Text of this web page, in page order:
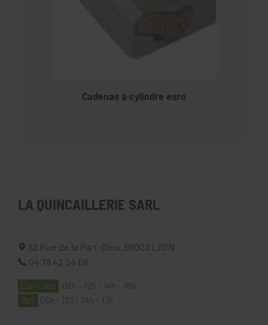
Cadenas à cylindre euro
LA QUINCAILLERIE SARL
82 Rue de la Part-Dieu, 69003
LYON
04 78 42 24 08
Lun - Jeu
08h - 12h / 14h - 18h
Ven
08h - 12h / 14h - 17h